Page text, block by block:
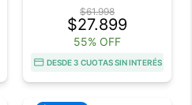
$61.998
$27.899
55% OFF
DESDE 3 CUOTAS SIN INTERÉS